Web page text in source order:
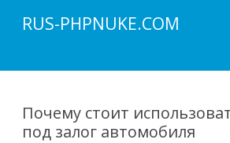
RUS-PHPNUKE.COM
Почему стоит
под залог автомобиля